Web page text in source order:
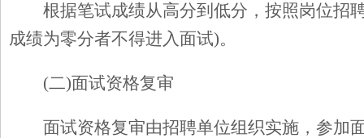
根据笔试成绩从高分到低分，按照岗位招
成绩为零分者不得进入面试)。
(二)面试资格复审
面试资格复审由招聘单位组织实施，参加